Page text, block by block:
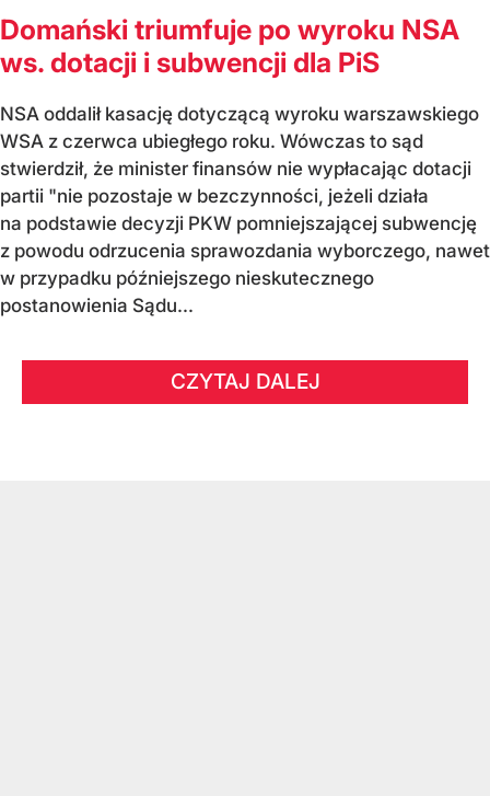
Domański triumfuje po wyroku NSA
ws. dotacji i subwencji dla PiS
NSA oddalił kasację dotyczącą wyroku warszawskiego
WSA z czerwca ubiegłego roku. Wówczas to sąd
stwierdził, że minister finansów nie wypłacając dotacji
partii "nie pozostaje w bezczynności, jeżeli działa
na podstawie decyzji PKW pomniejszającej subwencję
z powodu odrzucenia sprawozdania wyborczego, nawet
w przypadku późniejszego nieskutecznego
postanowienia Sądu...
CZYTAJ DALEJ